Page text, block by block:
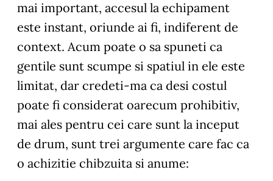
mai important, accesul la echipament
este instant, oriunde ai fi, indiferent de
context. Acum poate o sa spuneti ca
gentile sunt scumpe si spatiul in ele este
limitat, dar credeti-ma ca desi costul
poate fi considerat oarecum prohibitiv,
mai ales pentru cei care sunt la inceput
de drum, sunt trei argumente care fac ca
o achizitie chibzuita si anume: